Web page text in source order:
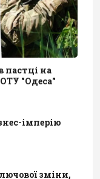
пастці на
"Одеса"
імперію
зміни,